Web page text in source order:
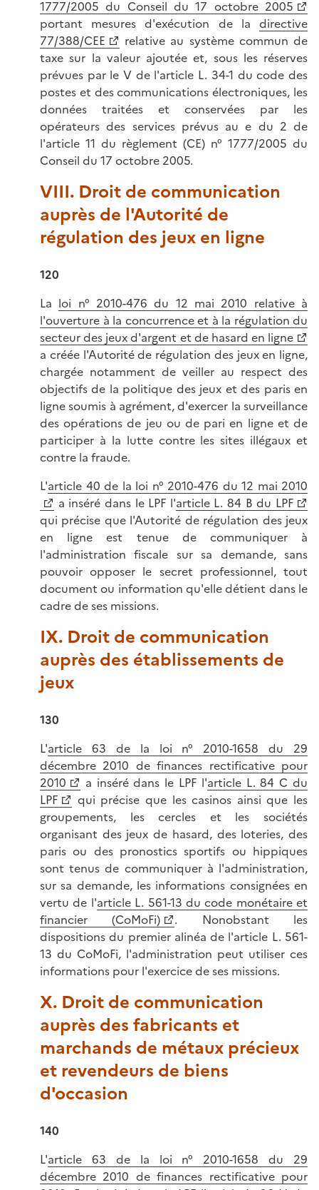
1777/2005 du Conseil du 17 octobre 2005
portant mesures d'exécution de la directive
77/388/CEE
relative au système commun de
taxe sur la valeur ajoutée et, sous les réserves
prévues par le V de l'article L. 34-1 du code des
postes et des communications électroniques, les
données traitées et conservées par les
opérateurs des services prévus au e du 2 de
l'article 11 du règlement (CE) n° 1777/2005 du
Conseil du 17 octobre 2005.
VIII. Droit de communication
auprès de l'Autorité de
régulation des jeux en ligne
120
La loi n° 2010-476 du 12 mai 2010 relative à
l'ouverture à la concurrence et à la régulation du
secteur des jeux d'argent et de hasard en ligne
a créée l'Autorité de régulation des jeux en ligne,
chargée notamment de veiller au respect des
objectifs de la politique des jeux et des paris en
ligne soumis à agrément, d'exercer la surveillance
des opérations de jeu ou de pari en ligne et de
participer à la lutte contre les sites illégaux et
contre la fraude.
L'article 40 de la loi n° 2010-476 du 12 mai 2010
a inséré dans le LPF l'article L. 84 B du LPF
qui précise que l'Autorité de régulation des jeux
en ligne est tenue de communiquer à
l'administration fiscale sur sa demande, sans
pouvoir opposer le secret professionnel, tout
document ou information qu'elle détient dans le
cadre de ses missions.
IX. Droit de communication
auprès des établissements de
jeux
130
L'article 63 de la loi n° 2010-1658 du 29
décembre 2010 de finances rectificative pour
2010
a inséré dans le LPF l'article L. 84 C du
LPF
qui précise que les casinos ainsi que les
groupements, les cercles et les sociétés
organisant des jeux de hasard, des loteries, des
paris ou des pronostics sportifs ou hippiques
sont tenus de communiquer à l'administration,
sur sa demande, les informations consignées en
vertu de l'article L. 561-13 du code monétaire et
financier (CoMoFi)
. Nonobstant les
dispositions du premier alinéa de l'article L. 561-
13 du CoMoFi, l'administration peut utiliser ces
informations pour l'exercice de ses missions.
X. Droit de communication
auprès des fabricants et
marchands de métaux précieux
et revendeurs de biens
d'occasion
140
L'article 63 de la loi n° 2010-1658 du 29
décembre 2010 de finances rectificative pour